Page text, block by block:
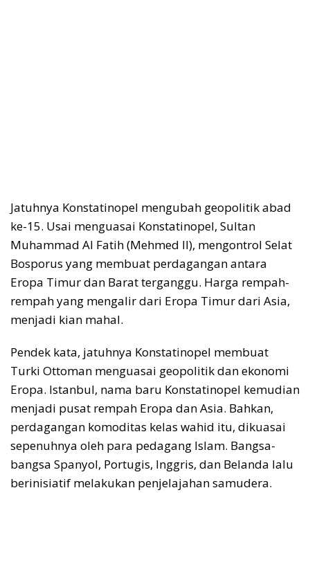
Jatuhnya Konstatinopel mengubah geopolitik abad
ke-15. Usai menguasai Konstatinopel, Sultan
Muhammad Al Fatih (Mehmed II), mengontrol Selat
Bosporus yang membuat perdagangan antara
Eropa Timur dan Barat terganggu. Harga rempah-
rempah yang mengalir dari Eropa Timur dari Asia,
menjadi kian mahal.
Pendek kata, jatuhnya Konstatinopel membuat
Turki Ottoman menguasai geopolitik dan ekonomi
Eropa. Istanbul, nama baru Konstatinopel kemudian
menjadi pusat rempah Eropa dan Asia. Bahkan,
perdagangan komoditas kelas wahid itu, dikuasai
sepenuhnya oleh para pedagang Islam. Bangsa-
bangsa Spanyol, Portugis, Inggris, dan Belanda lalu
berinisiatif melakukan penjelajahan samudera.